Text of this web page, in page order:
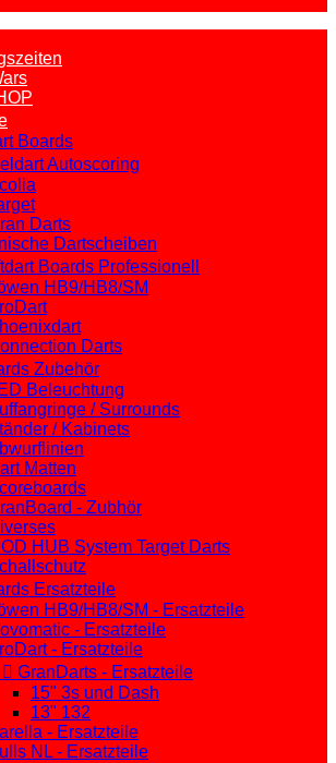
Boards
Autoscoring
Darts
Dartscheiben
Boards Professionell
HB9/HB8/SM
Darts
Zubehör
Beleuchtung
/ Surrounds
/ Kabinets
Matten
- Zubhör
HUB System Target Darts
Ersatzteile
HB9/HB8/SM - Ersatzteile
- Ersatzteile
- Ersatzteile
 GranDarts - Ersatzteile
15" 3s und Dash
13" 132
- Ersatzteile
NL - Ersatzteile